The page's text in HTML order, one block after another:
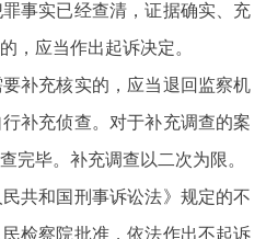
事实已经查清，证据确实、充
，应当作出起诉决定。
补充核实的，应当退回监察机
补充侦查。对于补充调查的案
完毕。补充调查以二次为限。
共和国刑事诉讼法》规定的不
检察院批准，依法作出不起诉